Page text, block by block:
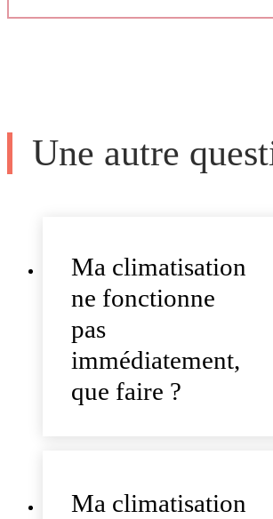
Une autre
Ma climatisation
ne fonctionne
pas
immédiatement,
que faire ?
Ma climatisation